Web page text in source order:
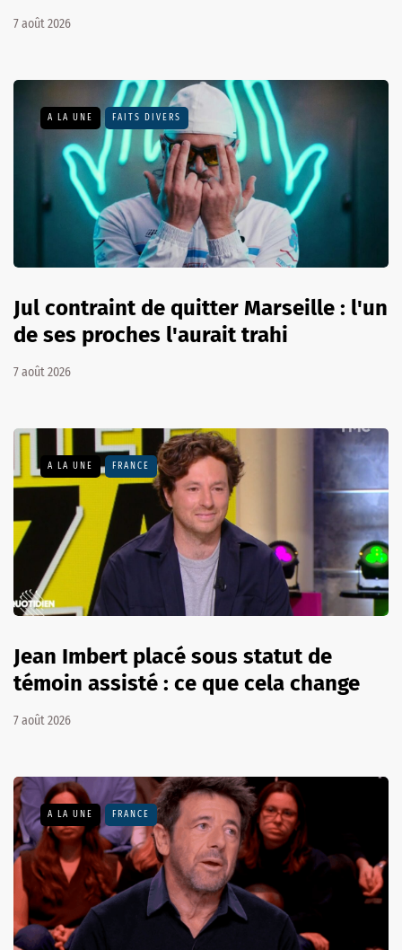
7 août 2026
A LA UNE FAITS DIVERS
Jul contraint de quitter Marseille : l'un
de ses proches l'aurait trahi
7 août 2026
A LA UNE FRANCE
Jean Imbert placé sous statut de
témoin assisté : ce que cela change
7 août 2026
A LA UNE FRANCE